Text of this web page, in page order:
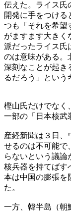
伝えた。ライス氏
開発に手をつける
つも「それを希望
がますます大きく
派だったライス氏
のは意味がある。
深刻なことが起き
るだろう」という
樫山氏だけでなく
一部の「日本核武
産経新聞は３日、
せるのは不可能で
らないという議論
核兵器を持てばす
本は中国の膨張を
た。
一方、韓半島（朝